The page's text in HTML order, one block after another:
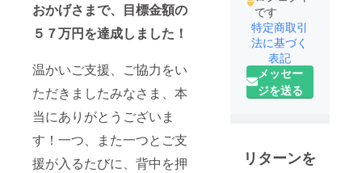
おかげさまで、目標金額の
５７万円を達成しました！
温かいご支援、ご協力をい
ただきましたみなさま、本
当にありがとうございま
す！一つ、また一つとご支
援が入るたびに、背中を押
です
特定商取引
法に基づく
表記
メッセー
ジを送る
リターンを